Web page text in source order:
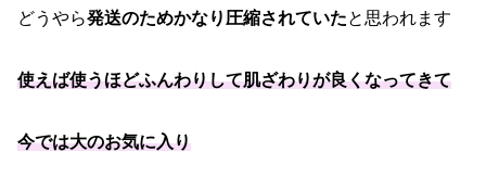
どうやら発送のためかなり圧縮されていたと思われます
使えば使うほどふんわりして肌ざわりが良くなってきて
今では大のお気に入り